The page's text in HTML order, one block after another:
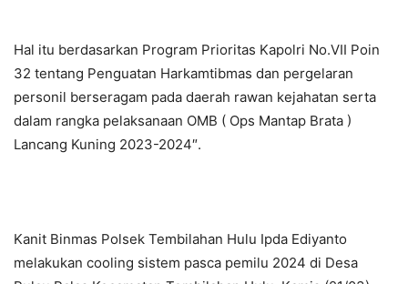
Hal itu berdasarkan Program Prioritas Kapolri No.VII Poin
32 tentang Penguatan Harkamtibmas dan pergelaran
personil berseragam pada daerah rawan kejahatan serta
dalam rangka pelaksanaan OMB ( Ops Mantap Brata )
Lancang Kuning 2023-2024″.
Kanit Binmas Polsek Tembilahan Hulu Ipda Ediyanto
melakukan cooling sistem pasca pemilu 2024 di Desa